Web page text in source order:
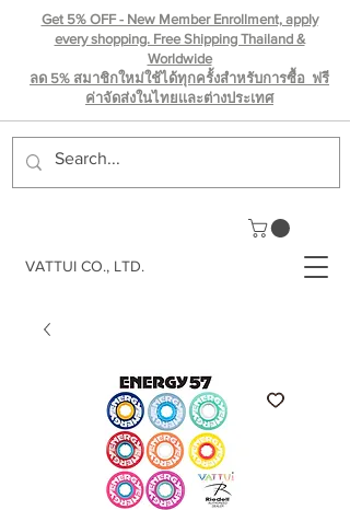
VATTUI CO., LTD.
Get 5% OFF - New Member Enrollment, apply
every shopping. Free Shipping Thailand &
Worldwide
ลด 5% สมาชิกใหม่ใช้ได้ทุกครั้งสำหรับการซื้อ ฟรี
ค่าจัดส่งในไทยเเละต่างประเทศ